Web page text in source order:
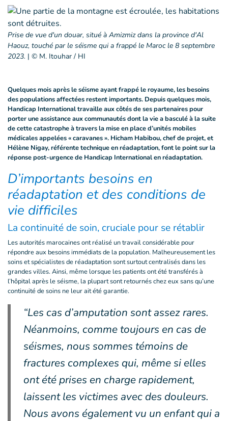
Prise de vue d'un douar, situé à Amizmiz dans la province d'Al
Haouz, touché par le séisme qui a frappé le Maroc le 8 septembre
2023. | © M. Itouhar / HI
Quelques mois après le séisme ayant frappé le royaume, les besoins
des populations affectées restent importants. Depuis quelques mois,
Handicap International travaille aux côtés de ses partenaires pour
porter une assistance aux communautés dont la vie a basculé à la suite
de cette catastrophe à travers la mise en place d’unités mobiles
médicales appelées « caravanes ». Hicham Habibou, chef de projet, et
Hélène Nigay, référente technique en réadaptation, font le point sur la
réponse post-urgence de Handicap International en réadaptation.
D’importants besoins en
réadaptation et des conditions de
vie difficiles
La continuité de soin, cruciale pour se rétablir
Les autorités marocaines ont réalisé un travail considérable pour
répondre aux besoins immédiats de la population. Malheureusement les
soins et spécialistes de réadaptation sont surtout centralisés dans les
grandes villes. Ainsi, même lorsque les patients ont été transférés à
l’hôpital après le séisme, la plupart sont retournés chez eux sans qu’une
continuité de soins ne leur ait été garantie.
“Les cas d’amputation sont assez rares.
Néanmoins, comme toujours en cas de
séismes, nous sommes témoins de
fractures complexes qui, même si elles
ont été prises en charge rapidement,
laissent les victimes avec des douleurs.
Nous avons également vu un enfant qui a